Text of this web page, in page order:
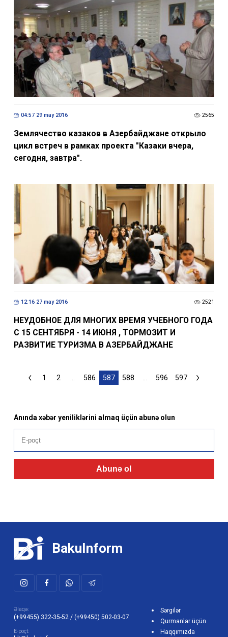
04:57 29 may 2016 2565
Землячество казаков в Азербайджане открыло
цикл встреч в рамках проекта "Казаки вчера,
сегодня, завтра".
12:16 27 may 2016 2521
НЕУДОБНОЕ ДЛЯ МНОГИХ ВРЕМЯ УЧЕБНОГО ГОДА
С 15 СЕНТЯБРЯ - 14 ИЮНЯ , ТОРМОЗИТ И
РАЗВИТИЕ ТУРИЗМА В АЗЕРБАЙДЖАНЕ
1 2 ... 586 587 588 ... 596 597
Anında xəbər yeniliklərini almaq üçün abunə olun
Abunə ol
BakuInform
Əlaqə:
(+99455) 322-35-52 / (+99450) 502-03-07
E-poçt:
Sərgilər
Qurmanlar üçün
Haqqımızda